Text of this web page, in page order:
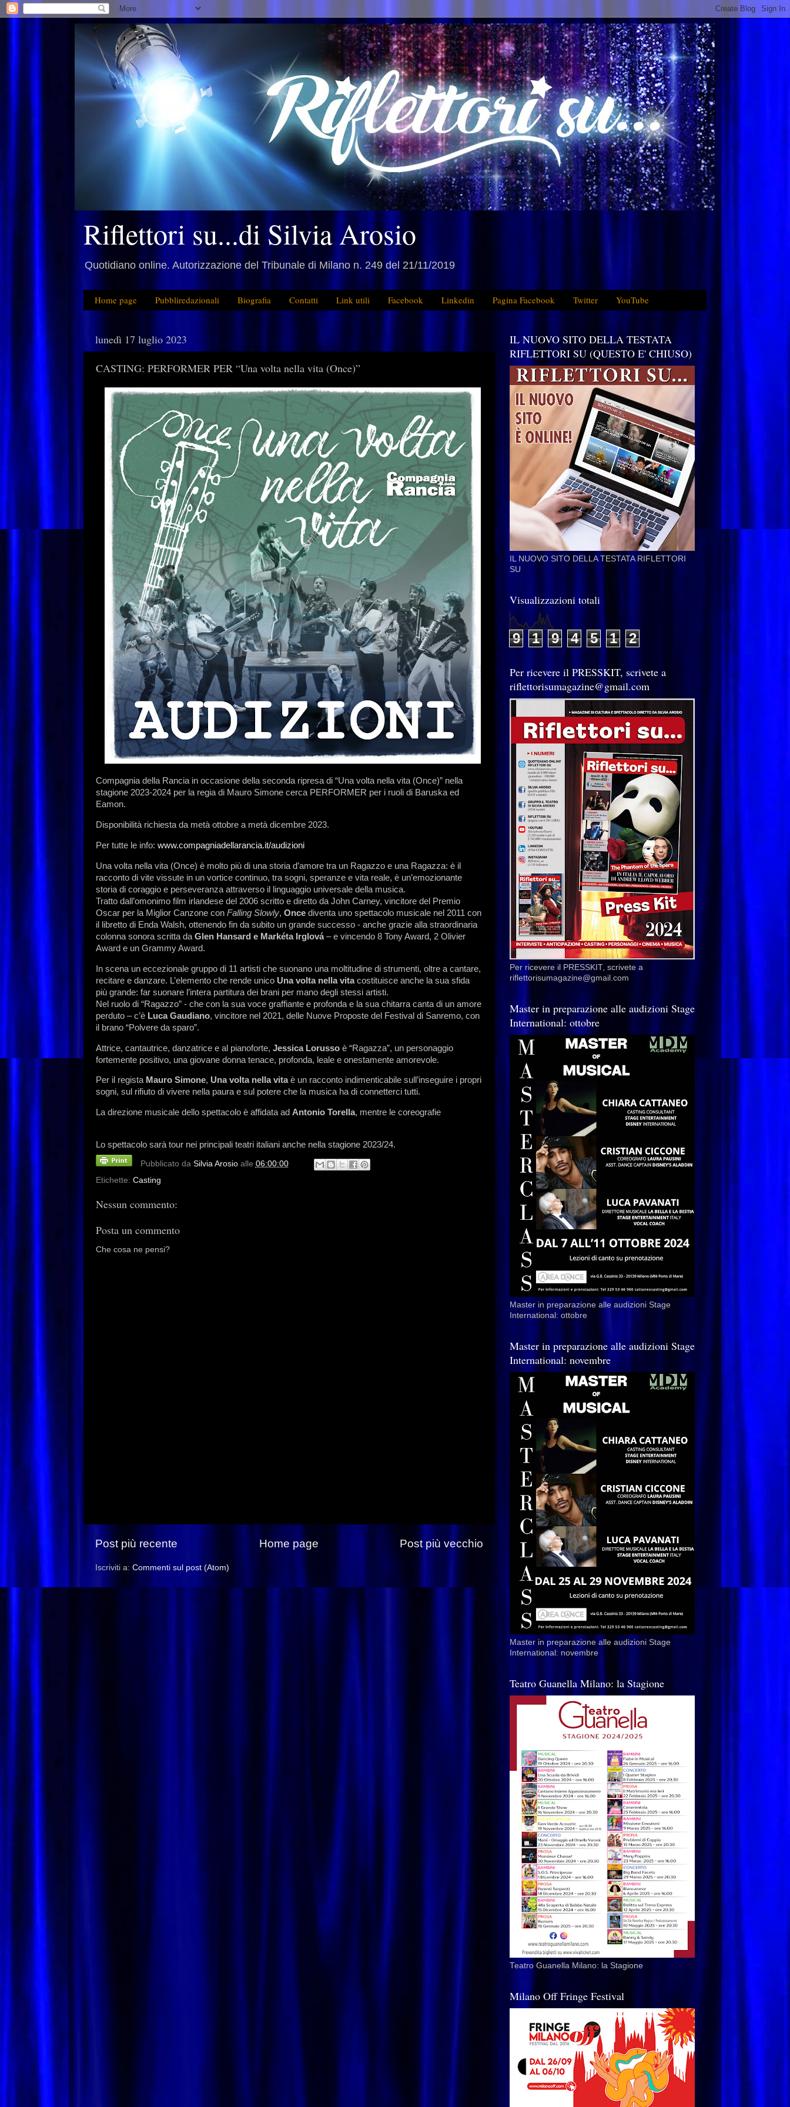
Riflettori su...di Silvia Arosio
Quotidiano online. Autorizzazione del Tribunale di Milano n. 249 del 21/11/2019
Home page Pubbliredazionali Biografia Contatti Link utili Facebook Linkedin Pagina Facebook Twitter YouTube
lunedì 17 luglio 2023
CASTING: PERFORMER PER “Una volta nella vita (Once)”
Compagnia della Rancia in occasione della seconda ripresa di “Una volta nella vita (Once)” nella
stagione 2023-2024 per la regia di Mauro Simone cerca PERFORMER per i ruoli di Baruska ed
Eamon.
Disponibilità richiesta da metà ottobre a metà dicembre 2023.
Per tutte le info: www.compagniadellarancia.it/audizioni
Una volta nella vita (Once) è molto più di una storia d’amore tra un Ragazzo e una Ragazza: è il
racconto di vite vissute in un vortice continuo, tra sogni, speranze e vita reale, è un’emozionante
storia di coraggio e perseveranza attraverso il linguaggio universale della musica.
Tratto dall’omonimo film irlandese del 2006 scritto e diretto da John Carney, vincitore del Premio
Oscar per la Miglior Canzone con Falling Slowly, Once diventa uno spettacolo musicale nel 2011 con
il libretto di Enda Walsh, ottenendo fin da subito un grande successo - anche grazie alla straordinaria
colonna sonora scritta da Glen Hansard e Markéta Irglová– e vincendo 8 Tony Award, 2 Olivier
Award e un Grammy Award.
In scena un eccezionale gruppo di 11 artisti che suonano una moltitudine di strumenti, oltre a cantare,
recitare e danzare. L’elemento che rende unico Una volta nella vitacostituisce anche la sua sfida
più grande: far suonare l’intera partitura dei brani per mano degli stessi artisti.
Nel ruolo di “Ragazzo” - che con la sua voce graffiante e profonda e la sua chitarra canta di un amore
perduto – c’è Luca Gaudiano, vincitore nel 2021, delle Nuove Proposte del Festival di Sanremo, con
il brano “Polvere da sparo”.
Attrice, cantautrice, danzatrice e al pianoforte, Jessica Lorusso è “Ragazza”, un personaggio
fortemente positivo, una giovane donna tenace, profonda, leale e onestamente amorevole.
Per il regista Mauro Simone, Una volta nella vitaè un racconto indimenticabile sull’inseguire i propri
sogni, sul rifiuto di vivere nella paura e sul potere che la musica ha di connetterci tutti.
La direzione musicale dello spettacolo è affidata ad Antonio Torella, mentre le coreografie
Lo spettacolo sarà tour nei principali teatri italiani anche nella stagione 2023/24.
Pubblicato da Silvia Arosio alle 06:00:00
Etichette: Casting
Nessun commento:
Posta un commento
Che cosa ne pensi?
Post più recente Post più vecchio
Home page
Iscriviti a: Commenti sul post (Atom)
IL NUOVO SITO DELLA TESTATA
RIFLETTORI SU (QUESTO E' CHIUSO)
IL NUOVO SITO DELLA TESTATA RIFLETTORI
SU
Visualizzazioni totali
9 1 9 4 5 1 2
Per ricevere il PRESSKIT, scrivete a
riflettorisumagazine@gmail.com
Per ricevere il PRESSKIT, scrivete a
riflettorisumagazine@gmail.com
Master in preparazione alle audizioni Stage
International: ottobre
Master in preparazione alle audizioni Stage
International: ottobre
Master in preparazione alle audizioni Stage
International: novembre
Master in preparazione alle audizioni Stage
International: novembre
Teatro Guanella Milano: la Stagione
Teatro Guanella Milano: la Stagione
Milano Off Fringe Festival